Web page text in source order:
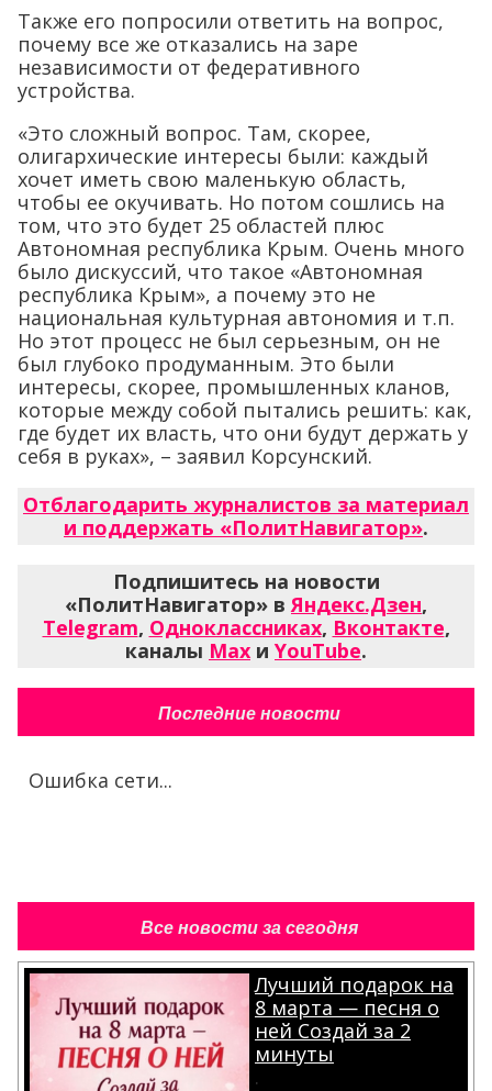
Также его попросили ответить на вопрос,
почему все же отказались на заре
независимости от федеративного
устройства.
«Это сложный вопрос. Там, скорее,
олигархические интересы были: каждый
хочет иметь свою маленькую область,
чтобы ее окучивать. Но потом сошлись на
том, что это будет 25 областей плюс
Автономная республика Крым. Очень много
было дискуссий, что такое «Автономная
республика Крым», а почему это не
национальная культурная автономия и т.п.
Но этот процесс не был серьезным, он не
был глубоко продуманным. Это были
интересы, скорее, промышленных кланов,
которые между собой пытались решить: как,
где будет их власть, что они будут держать у
себя в руках», – заявил Корсунский.
Отблагодарить журналистов за материал
и поддержать «ПолитНавигатор».
Подпишитесь на новости
«ПолитНавигатор» в Яндекс.Дзен,
Telegram, Одноклассниках, Вконтакте,
каналы Max и YouTube.
Последние новости
Ошибка сети...
Все новости за сегодня
Лучший подарок на
8 марта — песня о
ней Создай за 2
минуты
.